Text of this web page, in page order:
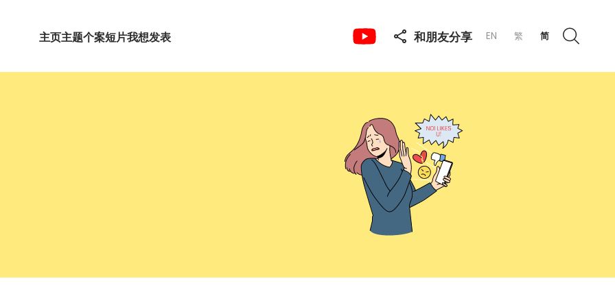
主页主题个案短片我想发表 和朋友分享 简
繁
EN